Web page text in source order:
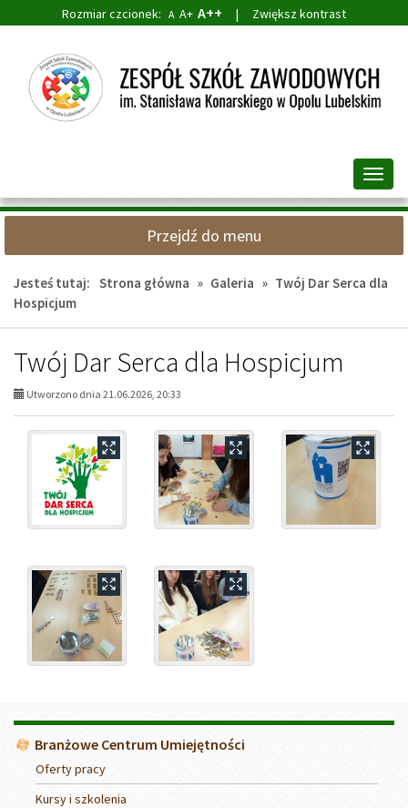
głównej
treści
wyszukiwarki
Rozmiar czcionek: A A+ A++ | Zwiększ kontrast
Przejdź do menu
Jesteś tutaj: Strona główna » Galeria » Twój Dar Serca dla
Hospicjum
Twój Dar Serca dla Hospicjum
Utworzono dnia 21.06.2026, 20:33
MenuBranżowe Centrum Umiejętności
Oferty pracy
Kursy i szkolenia